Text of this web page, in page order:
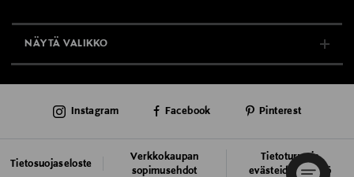
NÄYTÄ VALIKKO
AJANKOHTAISTA
Tietosuojaseloste
Verkkokaupan
sopimusehdot
Tietoturva ja
evästeiden käyttö
Instagram Facebook Pinterest